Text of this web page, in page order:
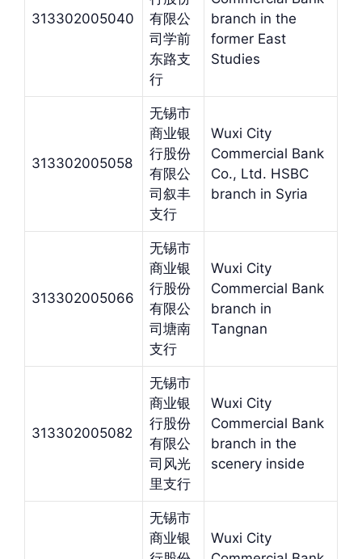
313302005040
有限公
司学前
东路支
行
branch in the
former East
Studies
313302005058
无锡市
商业银
行股份
有限公
司叙丰
支行
Wuxi City
Commercial Bank
Co., Ltd. HSBC
branch in Syria
313302005066
无锡市
商业银
行股份
有限公
司塘南
支行
Wuxi City
Commercial Bank
branch in
Tangnan
313302005082
无锡市
商业银
行股份
有限公
司风光
里支行
Wuxi City
Commercial Bank
branch in the
scenery inside
无锡市
商业银
Wuxi City